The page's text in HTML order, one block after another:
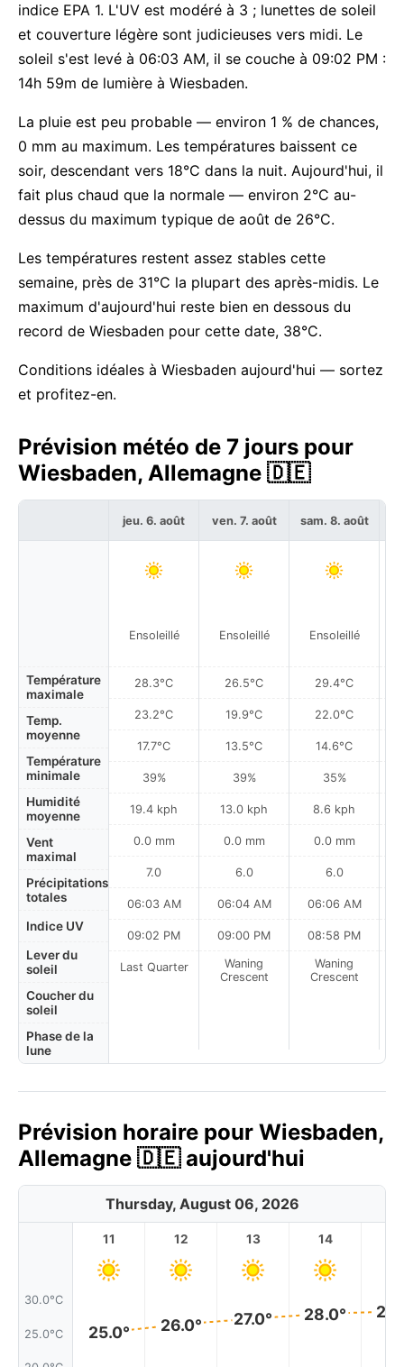
indice EPA 1. L'UV est modéré à 3 ; lunettes de soleil
et couverture légère sont judicieuses vers midi. Le
soleil s'est levé à 06:03 AM, il se couche à 09:02 PM :
14h 59m de lumière à Wiesbaden.
La pluie est peu probable — environ 1 % de chances,
0 mm au maximum. Les températures baissent ce
soir, descendant vers 18°C dans la nuit. Aujourd'hui, il
fait plus chaud que la normale — environ 2°C au-
dessus du maximum typique de août de 26°C.
Les températures restent assez stables cette
semaine, près de 31°C la plupart des après-midis. Le
maximum d'aujourd'hui reste bien en dessous du
record de Wiesbaden pour cette date, 38°C.
Conditions idéales à Wiesbaden aujourd'hui — sortez
et profitez-en.
Prévision météo de 7 jours pour
Wiesbaden, Allemagne 🇩🇪
Température
maximale
Temp.
moyenne
Température
minimale
Humidité
moyenne
Vent
maximal
Précipitations
totales
Indice UV
Lever du
soleil
Coucher du
soleil
Phase de la
lune
jeu. 6. août
Ensoleillé
28.3°C
23.2°C
17.7°C
39%
19.4 kph
0.0 mm
7.0
06:03 AM
09:02 PM
Last Quarter
ven. 7. août
Ensoleillé
26.5°C
19.9°C
13.5°C
39%
13.0 kph
0.0 mm
6.0
06:04 AM
09:00 PM
Waning
Crescent
sam. 8. août
Ensoleillé
29.4°C
22.0°C
14.6°C
35%
8.6 kph
0.0 mm
6.0
06:06 AM
08:58 PM
Waning
Crescent
Prévision horaire pour Wiesbaden,
Allemagne 🇩🇪 aujourd'hui
Thursday, August 06, 2026
30.0°C
25.0°C
11
25.0°
12
26.0°
13
27.0°
14
28.0°